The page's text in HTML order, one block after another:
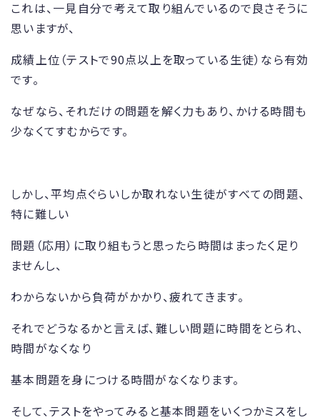
これは、一見自分で考えて取り組んでいるので良さそうに
思いますが、
成績上位（テストで90点以上を取っている生徒）なら有効
です。
なぜなら、それだけの問題を解く力もあり、かける時間も
少なくてすむからです。
しかし、平均点ぐらいしか取れない生徒がすべての問題、
特に難しい
問題（応用）に取り組もうと思ったら時間はまったく足り
ませんし、
わからないから負荷がかかり、疲れてきます。
それでどうなるかと言えば、難しい問題に時間をとられ、
時間がなくなり
基本問題を身につける時間がなくなります。
そして、テストをやってみると基本問題をいくつかミスをし